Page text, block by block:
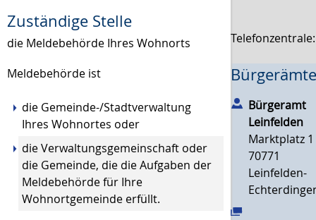
Zuständige Stelle
die Meldebehörde Ihres Wohnorts
Meldebehörde ist
die Gemeinde-/Stadtverwaltung
Ihres Wohnortes oder
die Verwaltungsgemeinschaft oder
die Gemeinde, die die Aufgaben der
Meldebehörde für Ihre
Wohnortgemeinde erfüllt.
Bürgeramt
Leinfelden
Marktplatz 1
70771
Leinfelden-